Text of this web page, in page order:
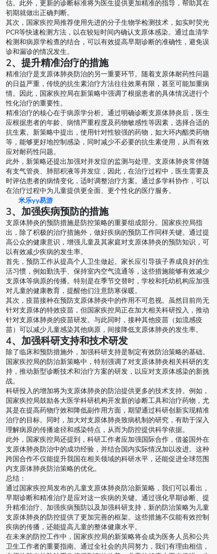
估。此外，更新的诊断标准将为医生提供更加精准的指导，帮助其在
初期就做出正确判断。
其次，国家疾控局推荐使用先进的分子生物学检测技术，如实时荧光
PCR等快速检测方法，以在较短时间内确认支原体感染。通过血清学
检测和病原学检查的结合，可以有效提高早期诊断的准确性，避免误
诊和漏诊的情况发生。
2、提升精准治疗的措施
精准治疗是支原体肺炎防治的另一重要环节。随着支原体耐药性问题
的日益严重，传统的抗生素治疗方法往往效果有限，甚至可能加重病
情。因此，国家疾控局在新策略中强调了根据患者的具体情况进行个
性化治疗的重要性。
精准治疗的核心在于病原学分析。通过明确诊断支原体肺炎后，医生
应根据患者的年龄、病情严重程度及药物敏感性等因素，选择合适的
抗生素。新策略中提出，使用针对性较强的药物，如大环内酯类药物
等，能够更好地控制感染，同时减少不必要的抗生素使用，从而有效
应对耐药性问题。
此外，新策略还提出加强对并发症的监测与处理。支原体肺炎常伴随
有支气管炎、肺部积液等并发症，因此，在治疗过程中，医生需要及
时评估患者的病情变化，适时调整治疗方案。通过多学科协作，可以
在治疗过程中为儿童提供更全面、更个性化的医疗服务。
米乐yy易游
3、加强疾病预防的措施
支原体肺炎的预防措施是防控策略的重要组成部分。国家疾控局指
出，除了积极的治疗措施外，做好疾病的预防工作同样关键。通过提
高公众的健康意识，增强儿童及其家庭对支原体肺炎的预防知识，可
以有效减少疾病的发生率。
首先，预防工作从提高个人卫生做起。家长应引导孩子养成良好的生
活习惯，例如勤洗手、保持室内空气流通等，这些措施能够有效减少
支原体等病原的传播。特别是在季节交替时，学校和托幼机构应加强
对儿童的健康教育，提醒他们注意防寒保暖。
其次，疫苗接种在预防支原体肺炎中的作用不可忽视。虽然目前尚无
针对支原体的特效疫苗，但国家疾控局正在加大相关科研投入，推动
针对支原体肺炎的疫苗研发。与此同时，接种其他疫苗（如流感疫
苗）可以减少儿童感染其他病原，间接降低支原体肺炎的发生率。
4、加强科研支持和技术研发
除了临床和预防措施外，加强科研支持是制定有效防治策略的基础。
国家疾控局的防治新策略中，特别强调了对支原体肺炎相关科研的支
持，推动新型诊断技术和治疗方案的研发，以应对支原体感染的新挑
战。
科研投入的增加将为支原体肺炎的防治提供更多的技术支持。例如，
国家疾控局鼓励各大医学科研机构开发新的诊断工具和治疗药物，尤
其是在提高药物疗效和降低副作用方面，期望通过科研创新实现精准
治疗的目标。同时，加大对支原体肺炎致病机制的研究，有助于深入
理解病原的传播途径和感染特点，从而为防控提供科学依据。
此外，国家疾控局还提到，科研工作者应加强国际合作，借鉴国外在
支原体肺炎防治中的成功经验，并结合国内实际情况加以改进。这种
跨国合作不仅能提升我国在相关领域的科研水平，还能促进全球范围
内支原体肺炎防治策略的优化。
总结：
通过国家疾控局发布的儿童支原体肺炎防治新策略，我们可以看出，
早期诊断和精准治疗是应对这一疾病的关键。通过强化早期诊断、提
升精准治疗、加强疾病预防以及加强科研支持，新的防治策略为儿童
支原体肺炎的防控提供了更加完善的框架。这些措施不仅能有效控制
疾病的传播，还能提高儿童的整体健康水平。
在未来的防控工作中，国家疾控局的新策略将会成为医务人员和公共
卫生工作者的重要指南。通过全社会的共同努力，我们有理由相信，